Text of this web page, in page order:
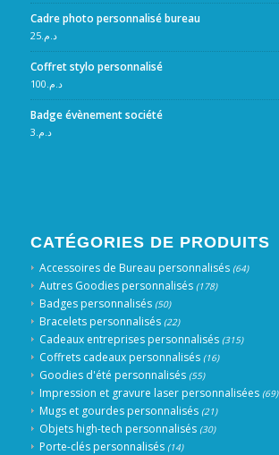
Cadre photo personnalisé bureau
د.م.25
Coffret stylo personnalisé
د.م. 100
Badge évènement société
د.م. 3
CATÉGORIES DE PRODUITS
Accessoires de Bureau personnalisés (64)
Autres Goodies personnalisés (178)
Badges personnalisés (50)
Bracelets personnalisés (22)
Cadeaux entreprises personnalisés (315)
Coffrets cadeaux personnalisés (16)
Goodies d'été personnalisés (55)
Impression et gravure laser personnalisées (69)
Mugs et gourdes personnalisés (21)
Objets high-tech personnalisés (30)
Porte-clés personnalisés (14)